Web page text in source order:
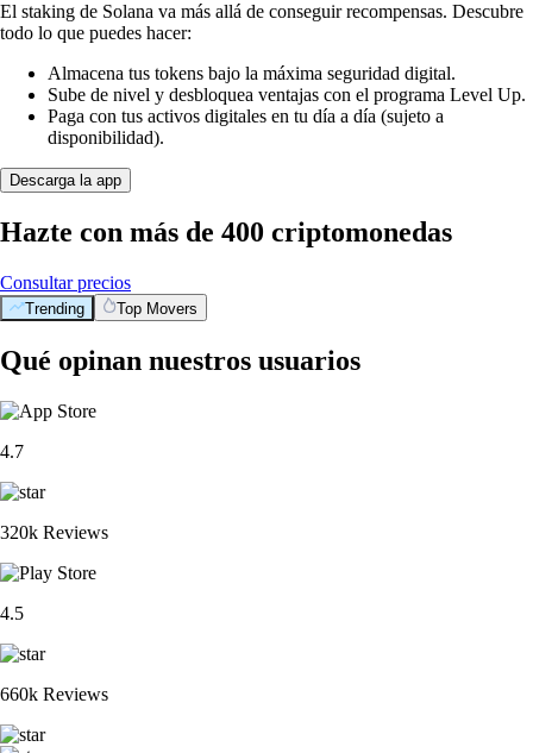
El staking de Solana va más allá de conseguir recompensas. Descubre
todo lo que puedes hacer:
Almacena tus tokens bajo la máxima seguridad digital.
Sube de nivel y desbloquea ventajas con el programa Level Up.
Paga con tus activos digitales en tu día a día (sujeto a
disponibilidad).
Descarga la app
Hazte con más de 400 criptomonedas
Consultar precios
Trending Top Movers
Qué opinan nuestros usuarios
4.7
320k Reviews
4.5
660k Reviews